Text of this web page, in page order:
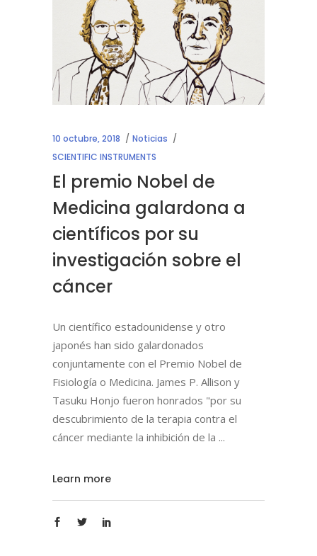
10 octubre, 2018
Noticias
SCIENTIFIC INSTRUMENTS
El premio Nobel de
Medicina galardona a
científicos por su
investigación sobre el
cáncer
Un científico estadounidense y otro
japonés han sido galardonados
conjuntamente con el Premio Nobel de
Fisiología o Medicina. James P. Allison y
Tasuku Honjo fueron honrados "por su
descubrimiento de la terapia contra el
cáncer mediante la inhibición de la
Learn more